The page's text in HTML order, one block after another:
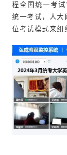
程全国统一考
统一考试，人大
位考试模式来组